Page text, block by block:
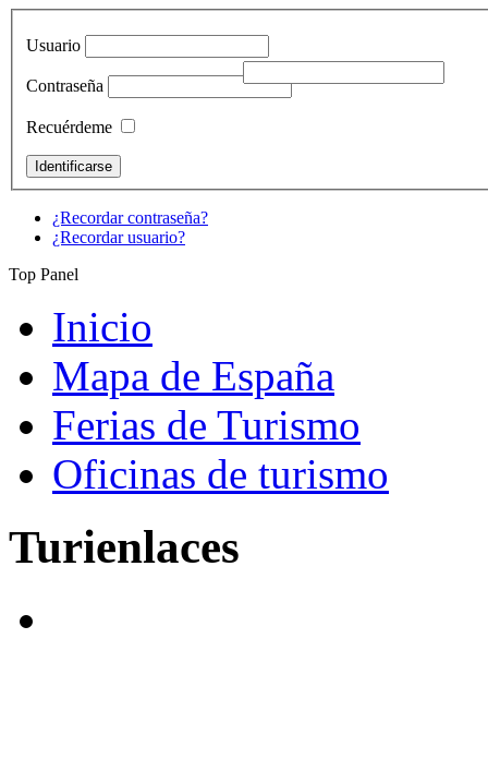
Usuario
Contraseña
Recuérdeme
¿Recordar contraseña?
¿Recordar usuario?
Top Panel
Inicio
Mapa de España
Ferias de Turismo
Oficinas de turismo
Turienlaces